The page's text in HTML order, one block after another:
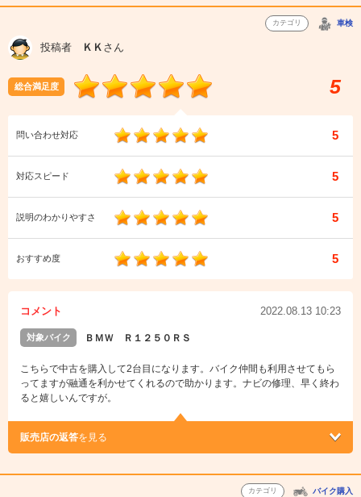
カテゴリ 車検
投稿者 ＫＫ さん
総合満足度 5
問い合わせ対応 5
対応スピード 5
説明のわかりやすさ 5
おすすめ度 5
コメント 2022.08.13 10:23
対象バイク ＢＭＷ Ｒ１２５０ＲＳ
こちらで中古を購入して2台目になります。バイク仲間も利用させてもら
ってますが融通を利かせてくれるので助かります。ナビの修理、早く終わ
ると嬉しいんですが。
販売店の返答を見る
カテゴリ バイク購入